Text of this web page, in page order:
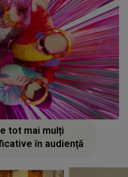
tot mai mulți
în audiență